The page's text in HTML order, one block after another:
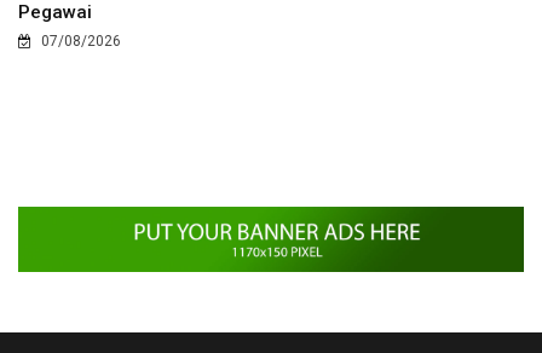
Pegawai
07/08/2026